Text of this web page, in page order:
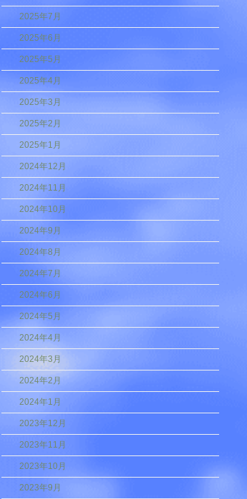
2025年7月
2025年6月
2025年5月
2025年4月
2025年3月
2025年2月
2025年1月
2024年12月
2024年11月
2024年10月
2024年9月
2024年8月
2024年7月
2024年6月
2024年5月
2024年4月
2024年3月
2024年2月
2024年1月
2023年12月
2023年11月
2023年10月
2023年9月